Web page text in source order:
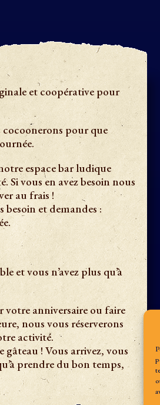
et coopérative pour
cocoonerons pour que
espace bar ludique
vous en avez besoin nous
au frais !
et demandes :
et vous n’avez plus qu’à
votre anniversaire ou faire
nous vous réserverons
activité.
! Vous arrivez, vous
prendre du bon temps,